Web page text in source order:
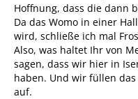
Hoffnung, dass die dann
Da das Womo in einer
wird, schließe ich mal
Also, was haltet Ihr von
sagen, dass wir hier in
haben. Und wir füllen
auf.